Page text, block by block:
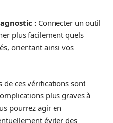
: Connecter un outil
plus facilement quels
orientant ainsi vos
de ces vérifications sont
plus graves à
pourrez agir en
éviter des